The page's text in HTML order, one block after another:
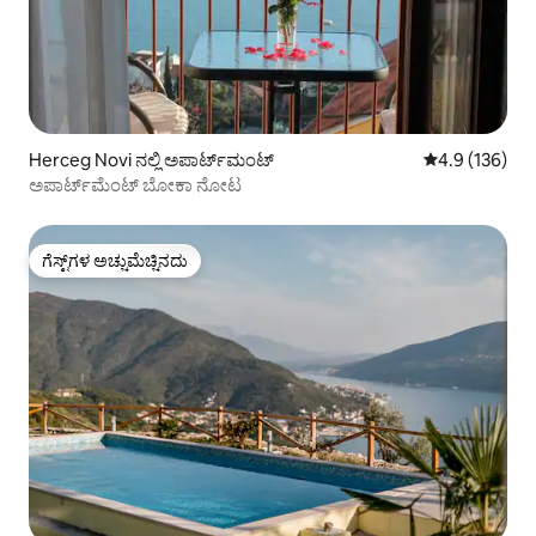
Herceg Novi ನಲ್ಲಿ ಅಪಾರ್ಟ್‌ಮಂಟ್ 5 ರಲ್ಲಿ 4.9
4.9 (136)
ಅಪಾರ್ಟ್‌ಮೆಂಟ್ ಬೋಕಾ ನೋಟ
ಗೆಸ್ಟ್‌ಗಳ ಅಚ್ಚುಮೆಚ್ಚಿನದು
ಗೆಸ್ಟ್‌ಗಳ ಅಚ್ಚುಮೆಚ್ಚಿನದು